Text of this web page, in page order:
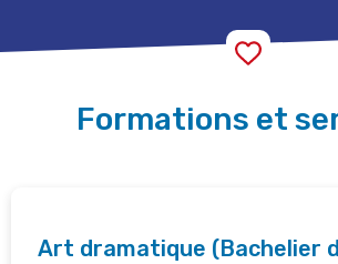
Formations et
Art dramatique (Bachelier